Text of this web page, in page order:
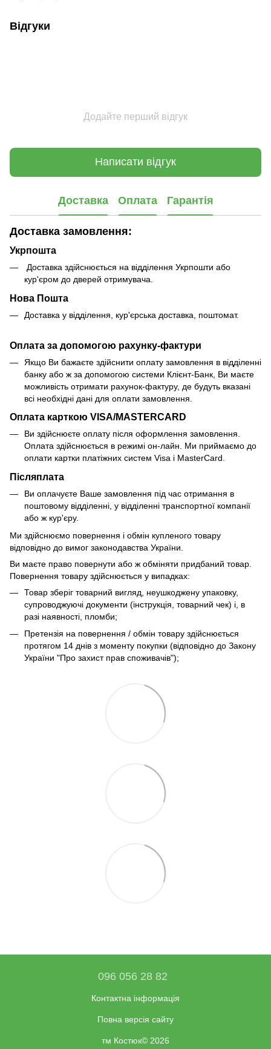
Відгуки
Додайте перший відгук
Написати відгук
Доставка Оплата Гарантія
Доставка замовлення:
Укрпошта
Доставка здійснюється на відділення Укрпошти або
кур'єром до дверей отримувача.
Нова Пошта
Доставка у відділення, кур'єрська доставка, поштомат.
Оплата за допомогою рахунку-фактури
Якщо Ви бажаєте здійснити оплату замовлення в відділенні
банку або ж за допомогою системи Клієнт-Банк, Ви маєте
можливість отримати рахунок-фактуру, де будуть вказані
всі необхідні дані для оплати замовлення.
Оплата карткою VISA/MASTERCARD
Ви здійснюєте оплату після оформлення замовлення.
Оплата здійснюється в режимі он-лайн. Ми приймаємо до
оплати картки платіжних систем Visa і MasterCard.
Післяплата
Ви оплачуєте Ваше замовлення під час отримання в
поштовому відділенні, у відділенні транспортної компанії
або ж кур'єру.
Ми здійснюємо повернення і обмін купленого товару
відповідно до вимог законодавства України.
Ви маєте право повернути або ж обміняти придбаний товар.
Повернення товару здійснюється у випадках:
Товар зберіг товарний вигляд, неушкоджену упаковку,
супроводжуючі документи (інструкція, товарний чек) і, в
разі наявності, пломби;
Претензія на повернення / обмін товару здійснюється
протягом 14 днів з моменту покупки (відповідно до Закону
України "Про захист прав споживачів");
096 056 28 82
Контактна інформація
Повна версія сайту
тм Костюк© 2026